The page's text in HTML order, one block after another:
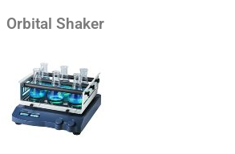
Orbital Shaker